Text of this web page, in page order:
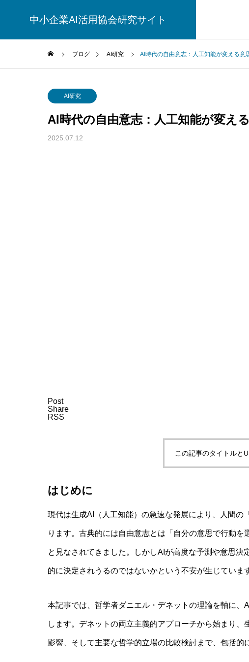
中小企業AI活用協会研究サイト
非意識的苦痛はどう測る?現象語彙に依存しな
AI研究
幻想メタ問題とは何か──「意識は幻想」とい
ブログ AI研究 AI時代の自由意志：人工知能が変える意
AI研究
AI時代の自由意志：人工知能が変え
2025.07.12
Post
Share
RSS
この記事のタイトルと
はじめに
現代は生成AI（人工知能）の急速な発展により、人間
ります。古典的には自由意志とは「自分の意思で行動
と見なされてきました。しかしAIが高度な予測や意思
的に決定されうるのではないかという不安が生じていま
本記事では、哲学者ダニエル・デネットの理論を軸に
します。デネットの両立主義的アプローチから始まり
影響、そして主要な哲学的立場の比較検討まで、包括的